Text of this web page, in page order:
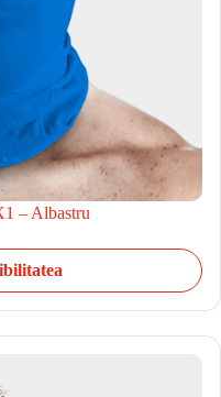
– Albastru